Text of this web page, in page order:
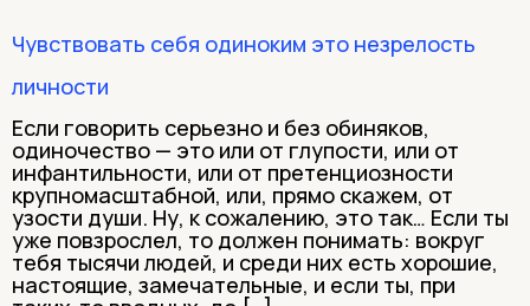
Чувствовать себя одиноким это незрелость
личности
Если говорить серьезно и без обиняков,
одиночество — это или от глупости, или от
инфантильности, или от претенциозности
крупномасштабной, или, прямо скажем, от
узости души. Ну, к сожалению, это так… Если ты
уже повзрослел, то должен понимать: вокруг
тебя тысячи людей, и среди них есть хорошие,
настоящие, замечательные, и если ты, при